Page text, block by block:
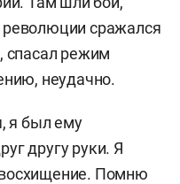
революции сражался
спасал режим
неудачно.
я был ему
другу руки. Я
Помню